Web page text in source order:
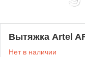
Вытяжка Artel
Нет в наличии